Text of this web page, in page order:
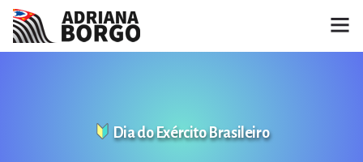
Dia do Exército Brasileiro